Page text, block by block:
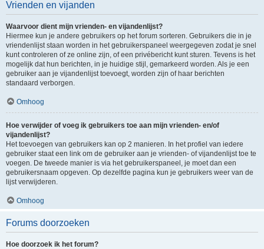
Vrienden en vijanden
Waarvoor dient mijn vrienden- en vijandenlijst?
Hiermee kun je andere gebruikers op het forum sorteren. Gebruikers die in je
vriendenlijst staan worden in het gebruikerspaneel weergegeven zodat je snel
kunt controleren of ze online zijn, of een privébericht kunt sturen. Tevens is het
mogelijk dat hun berichten, in je huidige stijl, gemarkeerd worden. Als je een
gebruiker aan je vijandenlijst toevoegt, worden zijn of haar berichten
standaard verborgen.
Omhoog
Hoe verwijder of voeg ik gebruikers toe aan mijn vrienden- en/of
vijandenlijst?
Het toevoegen van gebruikers kan op 2 manieren. In het profiel van iedere
gebruiker staat een link om de gebruiker aan je vrienden- of vijandenlijst toe te
voegen. De tweede manier is via het gebruikerspaneel, je moet dan een
gebruikersnaam opgeven. Op dezelfde pagina kun je gebruikers weer van de
lijst verwijderen.
Omhoog
Forums doorzoeken
Hoe doorzoek ik het forum?